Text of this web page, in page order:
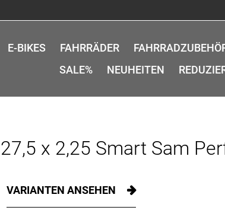
E-BIKES FAHRRÄDER
SALE%
NEUHEITEN
x 2,25 Smart Sam
VARIANTEN ANSEHEN